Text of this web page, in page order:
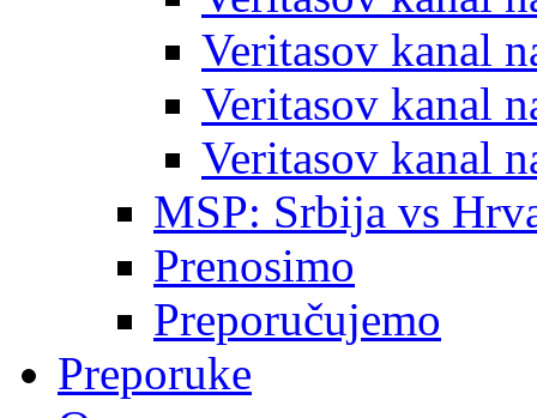
Veritasov kanal
Veritasov kanal
Veritasov kanal
MSP: Srbija vs
Prenosimo
Preporučujemo
Preporuke